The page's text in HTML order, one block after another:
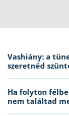
Vashiány: a
szeretnéd
Ha folyton
nem találtad